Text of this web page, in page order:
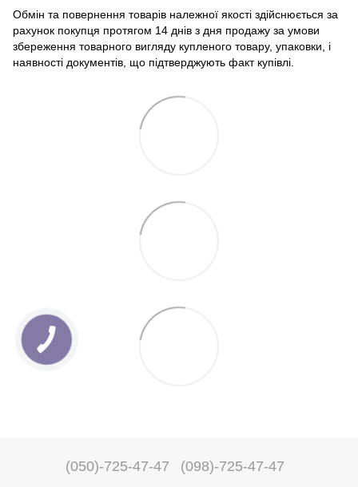
Обмін та повернення товарів належної якості здійснюється за
рахунок покупця протягом 14 днів з дня продажу за умови
збереження товарного вигляду купленого товару, упаковки, і
наявності документів, що підтверджують факт купівлі.
(050)-725-47-47 (098)-725-47-47